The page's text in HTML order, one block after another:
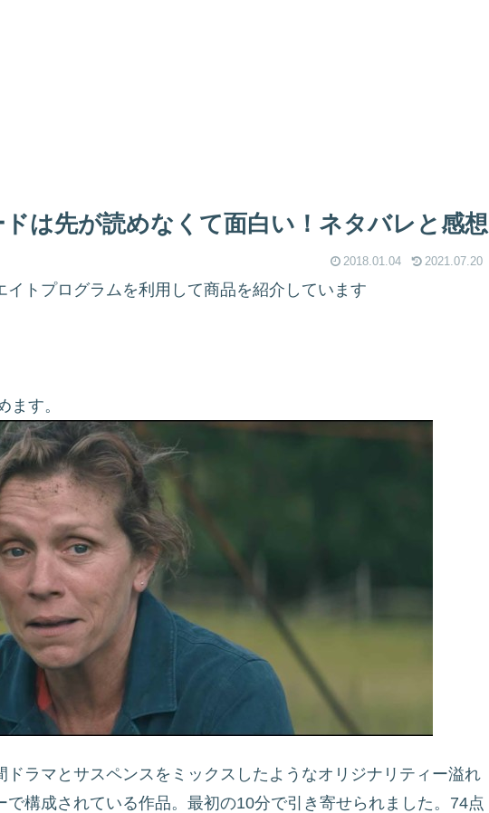
は先が読めなくて面白い！ネタバレと感想
2018.01.04 2021.07.20
トプログラムを利用して商品を紹介しています
ます。
ドラマとサスペンスをミックスしたようなオリジナリティー溢れ
で構成されている作品。最初の10分で引き寄せられました。74点